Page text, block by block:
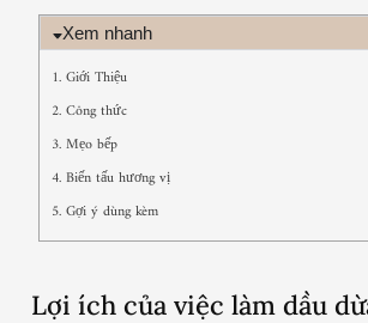
Xem nhanh
1. Giới Thiệu
2. Công thức
3. Mẹo bếp
4. Biến tấu hương vị
5. Gợi ý dùng kèm
Lợi ích của việc làm dầu